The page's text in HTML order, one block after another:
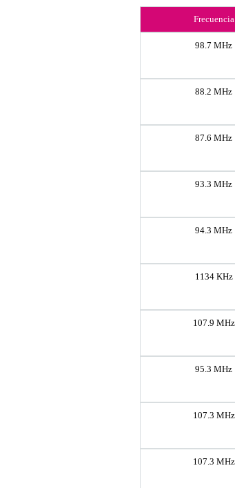
Frecuencia
98.7 MHz
88.2 MHz
87.6 MHz
93.3 MHz
94.3 MHz
1134 KHz
107.9 MHz
95.3 MHz
107.3 MHz
107.3 MHz